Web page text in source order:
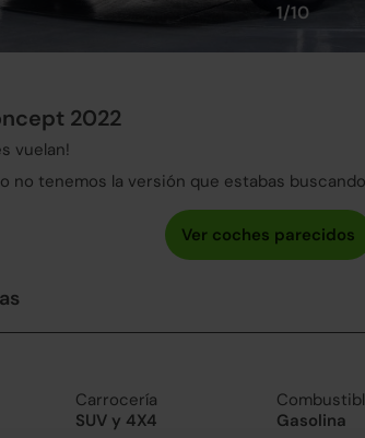
1/10
2022
vuelan!
no tenemos la versión que estabas
Carrocería
SUV y 4X4
Gasolina